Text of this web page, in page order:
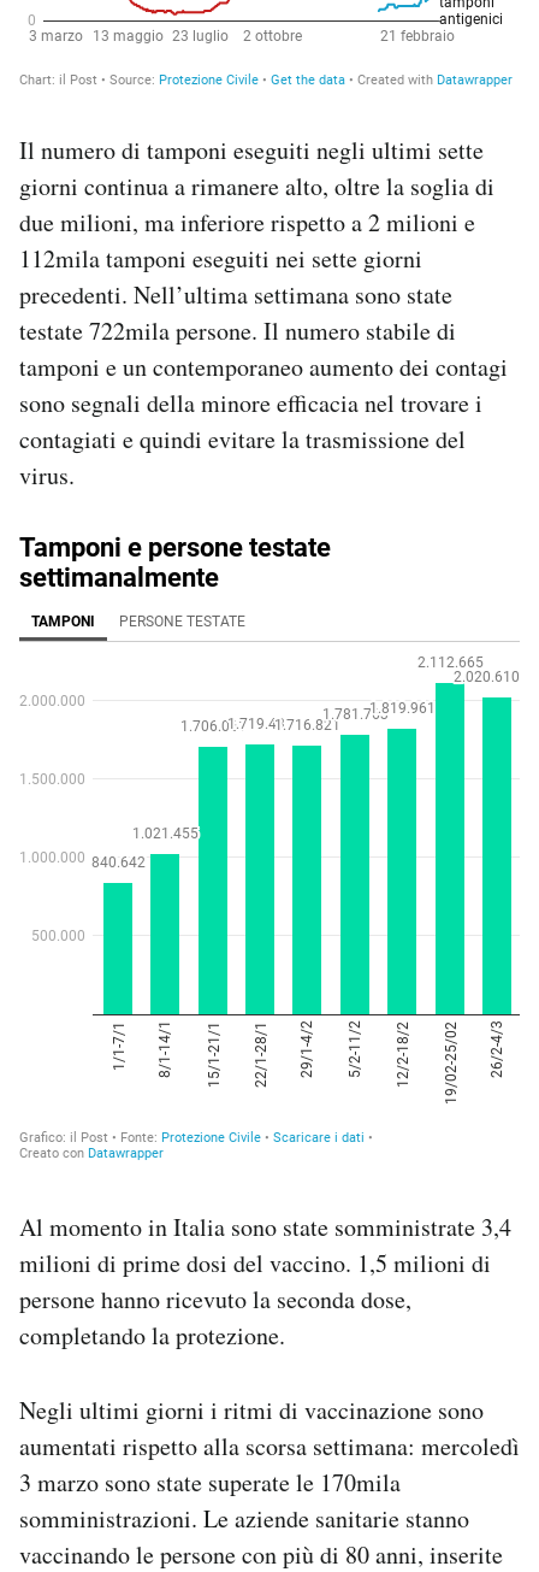
Il numero di tamponi eseguiti negli ultimi sette
giorni continua a rimanere alto, oltre la soglia di
due milioni, ma inferiore rispetto a 2 milioni e
112mila tamponi eseguiti nei sette giorni
precedenti. Nell’ultima settimana sono state
testate 722mila persone. Il numero stabile di
tamponi e un contemporaneo aumento dei contagi
sono segnali della minore efficacia nel trovare i
contagiati e quindi evitare la trasmissione del
virus.
Al momento in Italia sono state somministrate 3,4
milioni di prime dosi del vaccino. 1,5 milioni di
persone hanno ricevuto la seconda dose,
completando la protezione.
Negli ultimi giorni i ritmi di vaccinazione sono
aumentati rispetto alla scorsa settimana: mercoledì
3 marzo sono state superate le 170mila
somministrazioni. Le aziende sanitarie stanno
vaccinando le persone con più di 80 anni, inserite